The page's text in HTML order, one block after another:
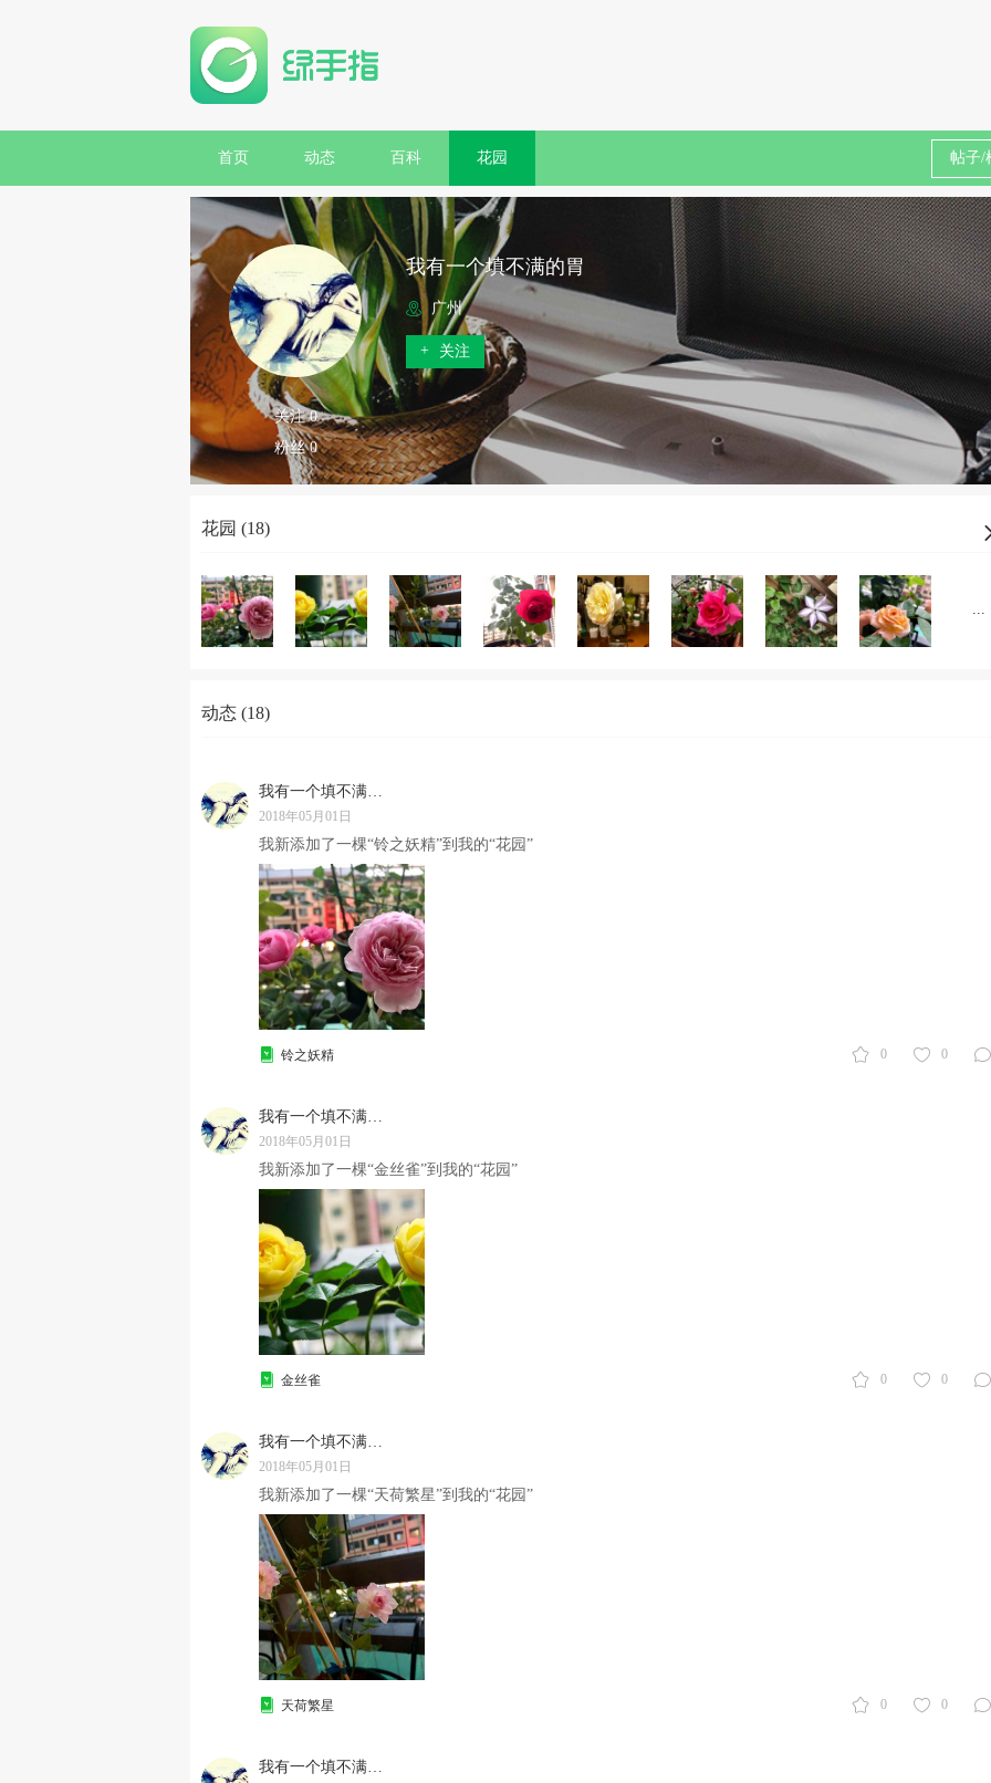
首页 动态 百科 花园
关注 0
粉丝 0
我有一个填不满的胃
广州
+ 关注
花园 (18)
...
动态 (18)
我有一个填不满的胃
2018年05月01日
我新添加了一棵“铃之妖精”到我的“花园”
0 0
铃之妖精
我有一个填不满的胃
2018年05月01日
我新添加了一棵“金丝雀”到我的“花园”
0 0
金丝雀
我有一个填不满的胃
2018年05月01日
我新添加了一棵“天荷繁星”到我的“花园”
0 0
天荷繁星
我有一个填不满的胃